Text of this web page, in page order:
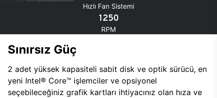
Hızlı Fan Sistemi
1250
RPM
Sınırsız Güç
2 adet yüksek kapasiteli sabit disk ve optik sürücü, en
yeni Intel® Core™ işlemciler ve opsiyonel
seçebileceğiniz grafik kartları ihtiyacınız olan hıza ve